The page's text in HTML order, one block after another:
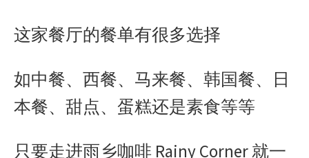
这家餐厅的餐单有很多选择
如中餐、西餐、马来餐、韩国餐、日
本餐、甜点、蛋糕还是素食等等
只要走进雨乡咖啡 Rainy Corner就一